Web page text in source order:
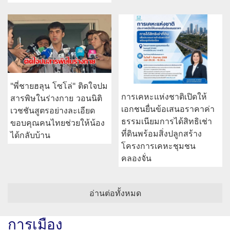
"พี่ชายฮลุน โซโล่" ติดใจปม
สารพิษในร่างกาย วอนนิติ
เวชชันสูตรอย่างละเอียด
ขอบคุณคนไทยช่วยให้น้อง
ได้กลับบ้าน
การเคหะแห่งชาติเปิดให้
เอกชนยื่นข้อเสนอราคาค่า
ธรรมเนียมการได้สิทธิเช่า
ที่ดินพร้อมสิ่งปลูกสร้าง
โครงการเคหะชุมชน
คลองจั่น
อ่านต่อทั้งหมด
การเมือง